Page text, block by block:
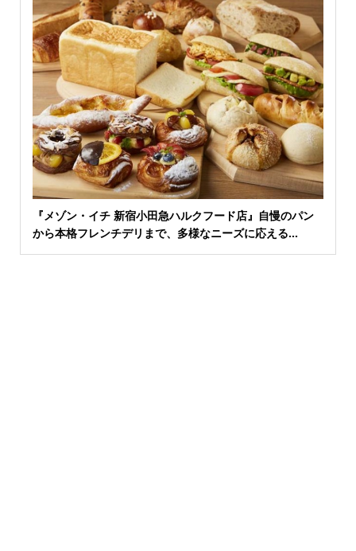
『メゾン・イチ 新宿小田急ハルクフード店』自慢のパン
から本格フレンチデリまで、多様なニーズに応える...